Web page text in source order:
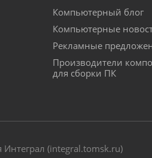
Компьютерный блог
Компьютерные
Рекламные
Производители
для сборки ПК
(integral.tomsk.ru)